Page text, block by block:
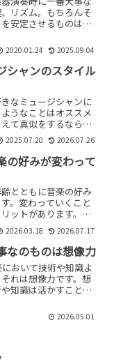
リズム。もちろんそ
安定させるものは身
ーズに演奏することが
2020.01.24 2025.09.04
シャンのスタイル
なミュージシャンに
うなことはオススメ
て真似をするならど
なぜ真似をしない方が
て詳しく解説します。
2025.07.20 2026.07.26
の好みが変わって
とともに音楽の好み
。変わっていくこと
ットがあります。
えるとメリットのほう
。年齢を重ねる、経験
素晴らしいことで
2026.03.18 2026.07.17
なのものは想像力
おいて技術や知識よ
れは想像力です。想
知識は活かすことが
はどうしたらいいの
2026.05.01